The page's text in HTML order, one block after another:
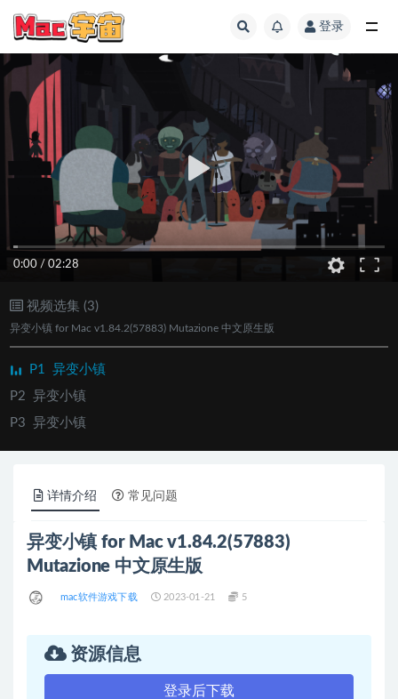
登录
0:00 / 02:28
视频选集 (3)
异变小镇 for Mac v1.84.2(57883) Mutazione 中文原生版
P1 异变小镇
P2 异变小镇
P3 异变小镇
详情介绍 常见问题
异变小镇 for Mac v1.84.2(57883)
Mutazione 中文原生版
mac软件游戏下载 2023-01-21 5
资源信息
登录后下载